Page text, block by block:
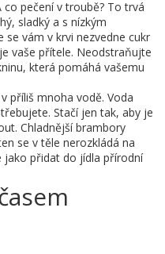
pečení v troubě? To trvá
sladký a s nízkým
vám v krvi nezvedne cukr
vaše přítele. Neodstraňujte
která pomáhá vašemu
příliš mnoha vodě. Voda
Stačí jen tak, aby je
Chladnější brambory
se v těle nerozkládá na
jako přidat do jídla přírodní